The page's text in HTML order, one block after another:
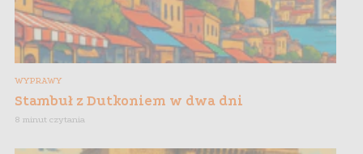
WYPRAWY
Stambuł z Dutkoniem w dwa dni
8 minut czytania